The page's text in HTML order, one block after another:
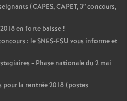
(CAPES, CAPET, 3e concours,
en forte baisse!
: le SNES-FSU vous informe et
- Phase nationale du 2 mai
la rentrée 2018 (postes